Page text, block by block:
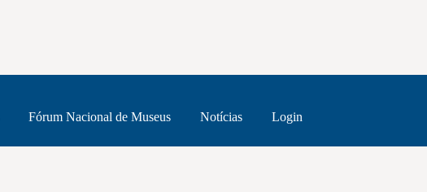
Fórum Nacional de Museus Notícias Login